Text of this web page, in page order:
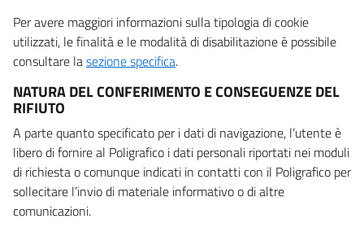
Per avere maggiori informazioni sulla tipologia di cookie
utilizzati, le finalità e le modalità di disabilitazione è possibile
consultare lasezione specifica.
NATURA DEL CONFERIMENTO E CONSEGUENZE DEL
RIFIUTO
A parte quanto specificato per i dati di navigazione, l’utente è
libero di fornire al Poligrafico i dati personali riportati nei moduli
di richiesta o comunque indicati in contatti con il Poligrafico per
sollecitare l’invio di materiale informativo o di altre
comunicazioni.